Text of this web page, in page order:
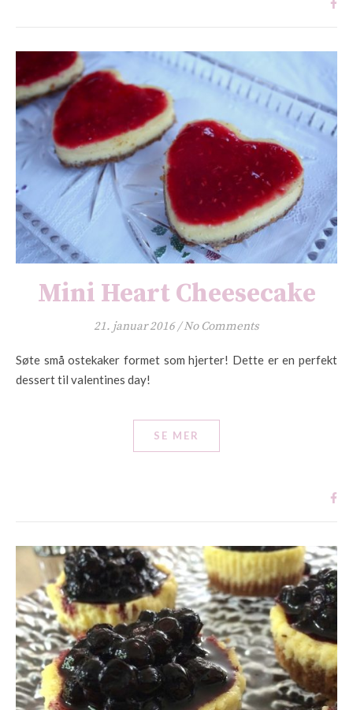
Mini Heart Cheesecake
21. januar 2016/ No Comments
Søte små ostekaker formet som hjerter! Dette er en perfekt
dessert til valentines day!
SE MER